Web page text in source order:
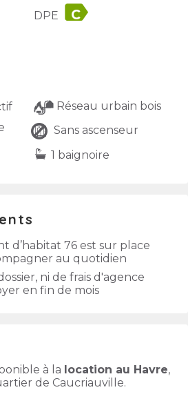
DPE label
Réseau urbain bois
Sans ascenseur
1 baignoire
d’habitat 76 est sur place
au quotidien
ni de frais d'agence
en fin de mois
à la location au Havre,
de Caucriauville.